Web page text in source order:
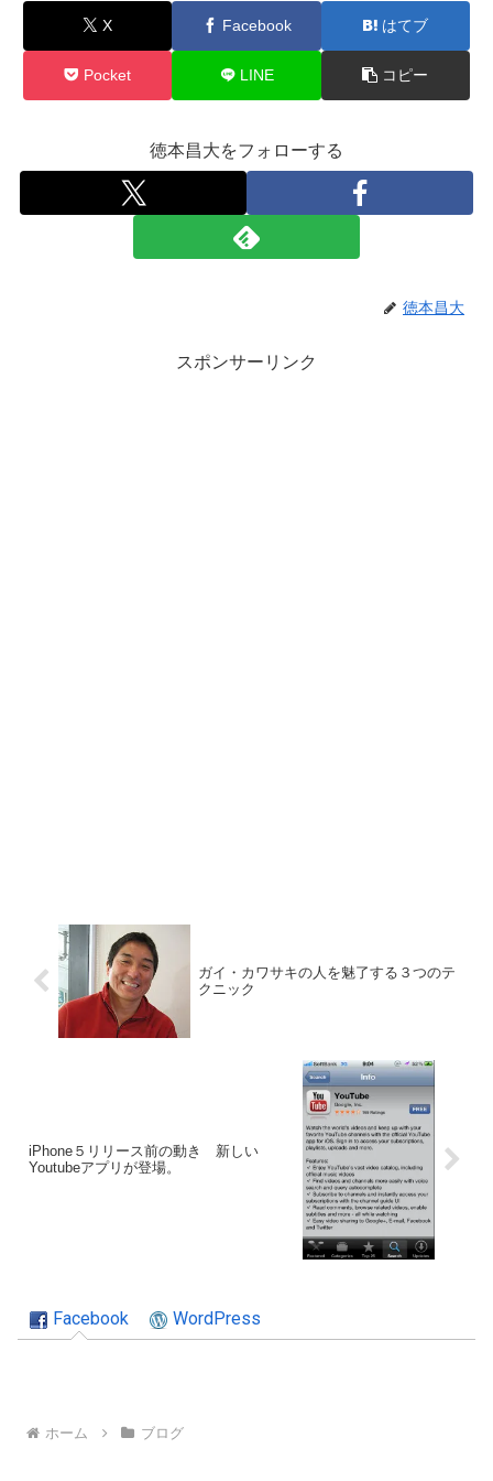
X Facebook はてブ
Pocket LINE コピー
徳本昌大をフォローする
徳本昌大
スポンサーリンク
ガイ・カワサキの人を魅了する３つのテ
クニック
iPhone５リリース前の動き 新しい
Youtubeアプリが登場。
Facebook WordPress
ホーム ブログ